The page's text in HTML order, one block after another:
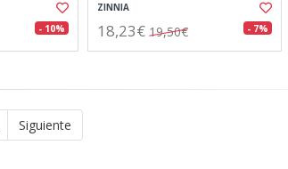
- 10%
ZINNIA
18,23€ 19,50€ - 7%
Siguiente